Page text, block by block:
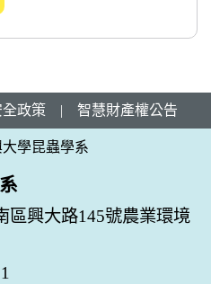
政策 | 智慧財產權公告
區興大路145號農業環境